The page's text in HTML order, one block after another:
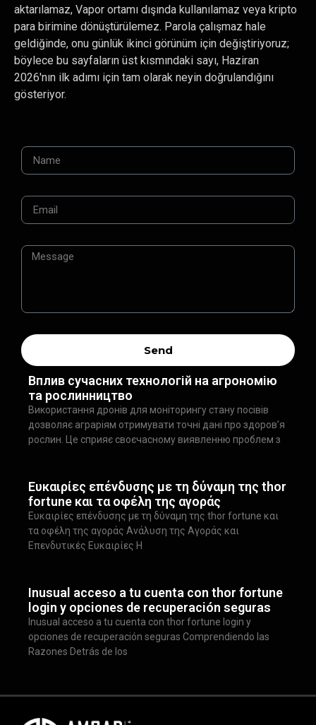
aktarılamaz, Vapor ortamı dışında kullanılamaz veya kripto
para birimine dönüştürülemez. Parola çalışmaz hale
geldiğinde, onu günlük ikinci görünüm için değiştiriyoruz;
böylece bu sayfaların üst kısmındaki sayı, Haziran
2026'nın ilk adımı için tam olarak neyin doğrulandığını
gösteriyor.
Send
Вплив сучасних технологій на агрономію
та рослинництво
Використання дронів для моніторингу стану посівів
дозволяє аграріям отримувати точні дані про здоров’я
рослин. Це сприяє своєчасному виявленню проблем з
Ευκαιρίες επένδυσης με τη δύναμη της thor
fortune και τα οφέλη της αγοράς
Ευκαιρίες επένδυσης με τη δύναμη της thor fortune και
τα οφέλη της αγοράς Ανάλυση της Αγοράς και
Επενδυτικές Ευκαιρίες Η
Inusual acceso a tu cuenta con thor fortune
login y opciones de recuperación seguras
Inusual acceso a tu cuenta con thor fortune login y
opciones de recuperación seguras Comprendiendo las
Razones Detrás de los